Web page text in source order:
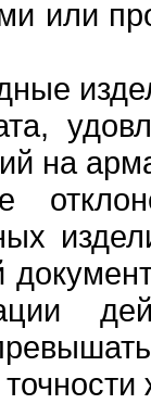
или
на
ности